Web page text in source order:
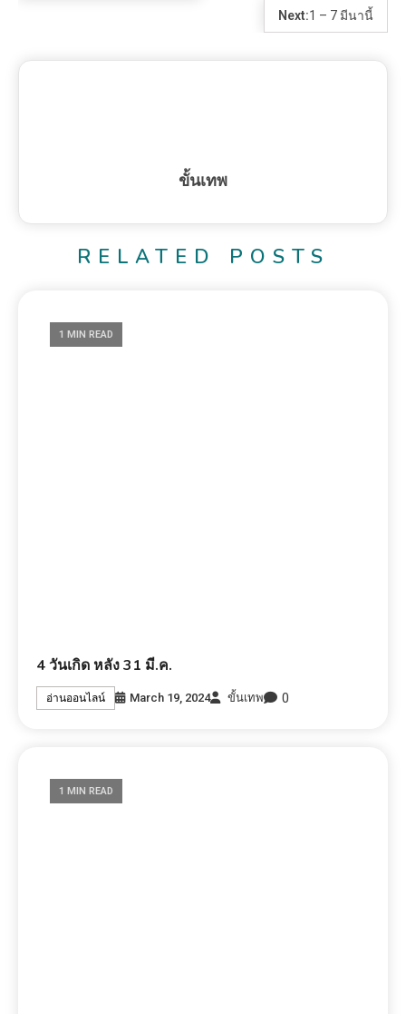
Next:1 – 7 มีนานี้
ขั้นเทพ
RELATED POSTS
1 MIN READ
4 วันเกิด หลัง 31 มี.ค.
อ่านออนไลน์ March 19, 2024 ขั้นเทพ 0
1 MIN READ